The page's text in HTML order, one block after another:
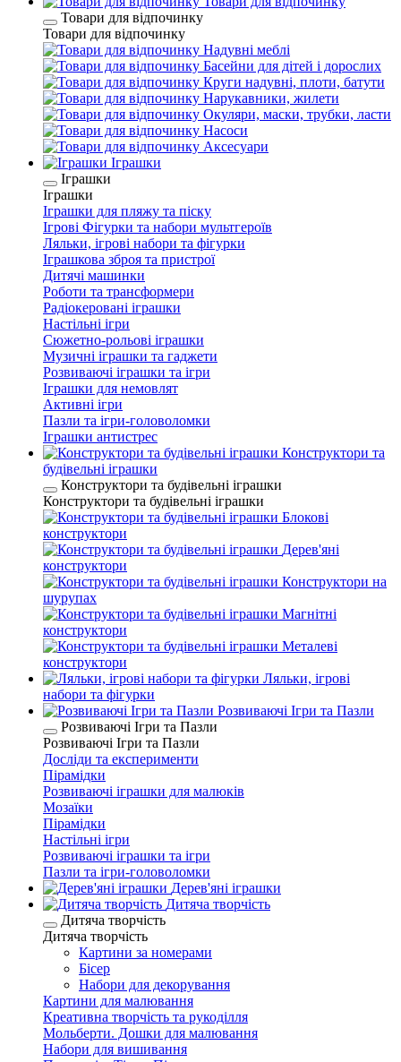
Товари для відпочинку
Товари для відпочинку
Надувні меблі
Басейни для дітей і дорослих
Круги надувні, плоти, батути
Нарукавники, жилети
Окуляри, маски, трубки, ласти
Насоси
Аксесуари
Іграшки
Іграшки
Іграшки
Іграшки для пляжу та піску
Ігрові Фігурки та набори мультгероїв
Ляльки, ігрові набори та фігурки
Іграшкова зброя та пристрої
Дитячі машинки
Роботи та трансформери
Радіокеровані іграшки
Настільні ігри
Сюжетно-рольові іграшки
Музичні іграшки та гаджети
Розвиваючі іграшки та ігри
Іграшки для немовлят
Активні ігри
Пазли та ігри-головоломки
Іграшки антистрес
Конструктори та
будівельні іграшки
Конструктори та будівельні іграшки
Конструктори та будівельні іграшки
Блокові
конструктори
Дерев'яні
конструктори
Конструктори на
шурупах
Магнітні
конструктори
Металеві
конструктори
Ляльки, ігрові
набори та фігурки
Розвиваючі Ігри та Пазли
Розвиваючі Ігри та Пазли
Розвиваючі Ігри та Пазли
Досліди та експерименти
Пірамідки
Розвиваючі іграшки для малюків
Мозаїки
Пірамідки
Настільні ігри
Розвиваючі іграшки та ігри
Пазли та ігри-головоломки
Дерев'яні іграшки
Дитяча творчість
Дитяча творчість
Дитяча творчість
Картини за номерами
Бісер
Набори для декорування
Картини для малювання
Креативна творчість та рукоділля
Мольберти. Дошки для малювання
Набори для вишивання